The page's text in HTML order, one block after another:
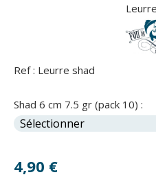
Ref : Leurre shad
Shad 6 cm 7.5 gr (pack 10) :
4,90 €